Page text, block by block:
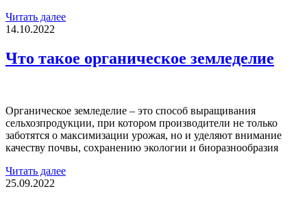
Читать далее
14.10.2022
Что такое органическое земледелие
Органическое земледелие – это способ выращивания
сельхозпродукции, при котором производители не только
заботятся о максимизации урожая, но и уделяют внимание
качеству почвы, сохранению экологии и биоразнообразия
Читать далее
25.09.2022